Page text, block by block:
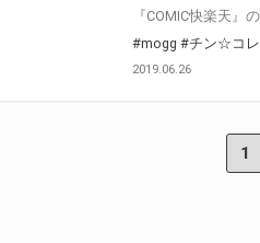
#mogg #チン☆コレ
2019.06.26
1